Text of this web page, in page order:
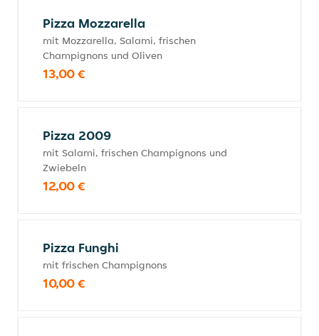
Pizza Mozzarella
mit Mozzarella, Salami, frischen
Champignons und Oliven
13,00 €
Pizza 2009
mit Salami, frischen Champignons und
Zwiebeln
12,00 €
Pizza Funghi
mit frischen Champignons
10,00 €